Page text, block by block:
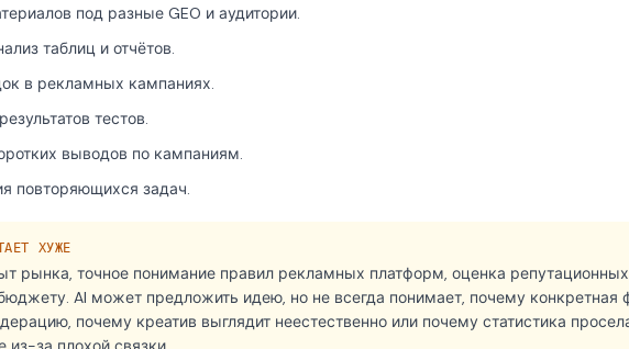
под разные GEO и аудитории.
таблиц и отчётов.
в рекламных кампаниях.
тестов.
выводов по кампаниям.
повторяющихся задач.
ХУЖЕ
рынка, точное понимание правил рекламных платформ, оценка
AI может предложить идею, но не всегда понимает, почему конкретная
почему креатив выглядит неестественно или почему статистика